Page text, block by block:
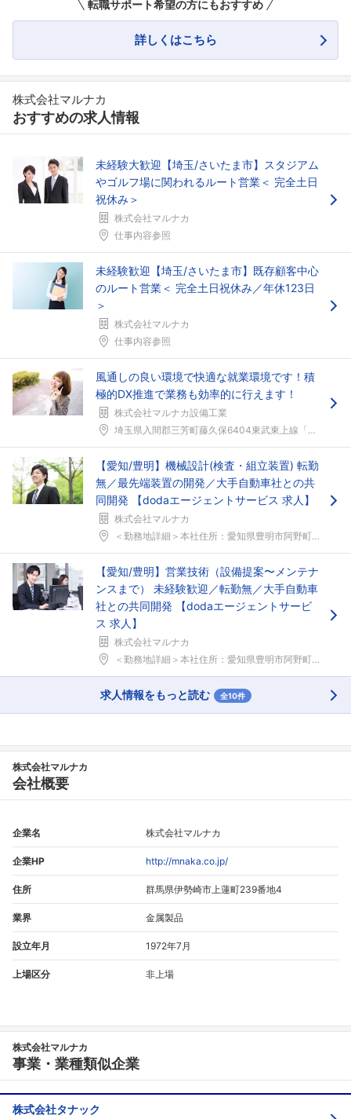
フォローしました
こちらの企業もフォローしませんか？
転職サポート希望の方にもおすすめ
詳しくはこちら
株式会社マルナカ
おすすめの求人情報
未経験大歓迎【埼玉/さいたま市】スタジアム
やゴルフ場に関われるルート営業＜ 完全土日
祝休み＞
株式会社マルナカ
仕事内容参照
未経験歓迎【埼玉/さいたま市】既存顧客中心
のルート営業＜ 完全土日祝休み／年休123日
＞
株式会社マルナカ
仕事内容参照
風通しの良い環境で快適な就業環境です！積
極的DX推進で業務も効率的に行えます！
株式会社マルナカ設備工業
埼玉県入間郡三芳町藤久保6404東武東上線「鶴瀬」...
【愛知/豊明】機械設計(検査・組立装置) 転勤
無／最先端装置の開発／大手自動車社との共
同開発 【dodaエージェントサービス 求人】
株式会社マルナカ
＜勤務地詳細＞本社住所：愛知県豊明市阿野町昭和17...
【愛知/豊明】営業技術（設備提案〜メンテナ
ンスまで） 未経験歓迎／転勤無／大手自動車
社との共同開発 【dodaエージェントサービ
ス 求人】
株式会社マルナカ
＜勤務地詳細＞本社住所：愛知県豊明市阿野町昭和17...
求人情報をもっと読む 全10件
株式会社マルナカ
会社概要
企業名 株式会社マルナカ
企業HP http://mnaka.co.jp/
住所 群馬県伊勢崎市上蓮町239番地4
業界 金属製品
設立年月 1972年7月
上場区分 非上場
株式会社マルナカ
事業・業種類似企業
株式会社タナック